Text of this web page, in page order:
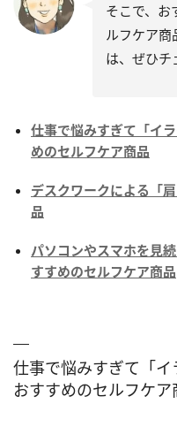
そこで、お
ルフケア
は、ぜひチ
仕事で悩みすぎて「イ
めのセルフケア商品
デスクワークによる「
品
パソコンやスマホを見
すすめのセルフケア商品
仕事で悩みすぎて「
おすすめのセルフケア